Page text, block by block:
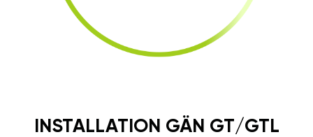
INSTALLATION GÄN GT/GTL